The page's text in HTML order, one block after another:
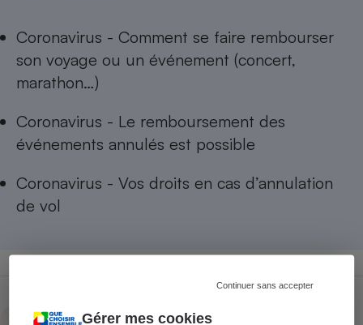
Gérer mes cookies
Continuer sans accepter
Coronavirus - Comment se faire rembourser
son voyage ou un événement (concert,
marathon…)
Coronavirus - Le remboursement des
événements annulés est possible
Coronavirus - Vos droits en cas d’annulation
de vol
Morgan Bourven